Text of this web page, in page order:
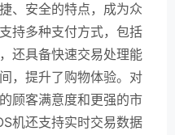
、安全的特点，成为众
持多种支付方式，包括
还具备快速交易处理能
，提升了购物体验。对
顾客满意度和更强的市
机还支持实时交易数据